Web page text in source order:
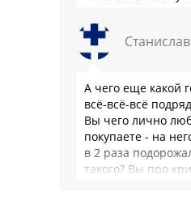
Станислав
А чего еще какой
всё-всё-всё
Вы чего лично
покупаете - на
в 2 раза
такого? Вы про